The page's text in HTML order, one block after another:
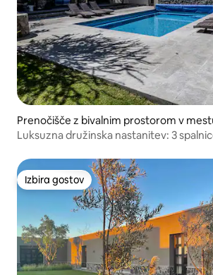
Prenočišče z bivalnim prostorom v
uel de Allende
Luksuzna družinska nastanitev: 3
Izbira gostov
Izbira gostov